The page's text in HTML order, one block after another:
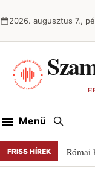
2026. augusztus 7.,
Menü Keresés
FRISS HÍREK